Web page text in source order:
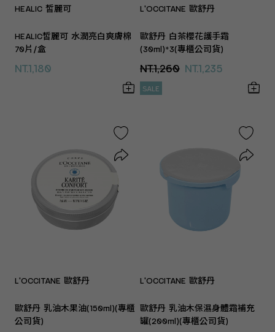
HEALIC 皙麗可
HEALIC皙麗可 水潤亮白爽膚棉
70片/盒
NT.1,180
L'OCCITANE 歐舒丹
歐舒丹 白茶櫻花護手霜
(30ml)*3(專櫃公司貨)
NT.1,260 NT.1,235
SALE
L'OCCITANE 歐舒丹
歐舒丹 乳油木果油(150ml)(專櫃
公司貨)
L'OCCITANE 歐舒丹
歐舒丹 乳油木保濕身體霜補充
罐(200ml)(專櫃公司貨)